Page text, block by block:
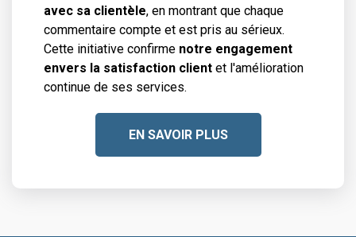
avec sa clientèle, en montrant que chaque
commentaire compte et est pris au sérieux.
Cette initiative confirme notre engagement
envers la satisfaction client et l'amélioration
continue de ses services.
EN SAVOIR PLUS